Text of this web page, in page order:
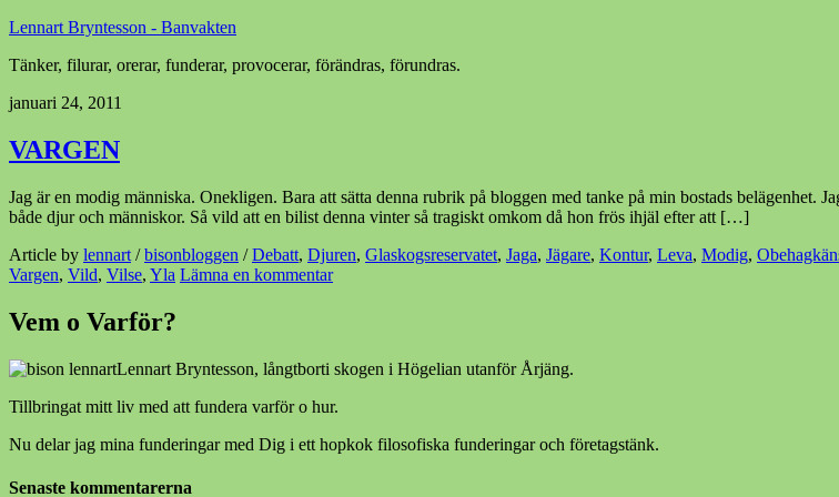
Lennart Bryntesson - Banvakten
Tänker, filurar, orerar, funderar, provocerar, förändras, förundras.
januari 24, 2011
VARGEN
Jag är en modig människa. Onekligen. Bara att sätta denna rubrik på bloggen med tanke på min bostads
både djur och människor. Så vild att en bilist denna vinter så tragiskt omkom då hon frös ihjäl efter att […]
Article by lennart /bisonbloggen /Debatt, Djuren, Glaskogsreservatet, Jaga, Jägare, Kontur, Leva, Modig,
Vargen, Vild, Vilse, Yla Lämna en kommentar
Vem o Varför?
Lennart Bryntesson, långtborti skogen i Högelian utanför Årjäng.
Tillbringat mitt liv med att fundera varför o hur.
Nu delar jag mina funderingar med Dig i ett hopkok filosofiska funderingar och företagstänk.
Senaste kommentarerna